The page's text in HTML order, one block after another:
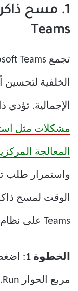
1. مسح
Teams
الخلفية لتحسين
الإجمالية. تؤدي
المعالجة
واستمرار طلب
Teams على نظام التشغيل Windows.
الخطوة 1
مربع الحوار Run.